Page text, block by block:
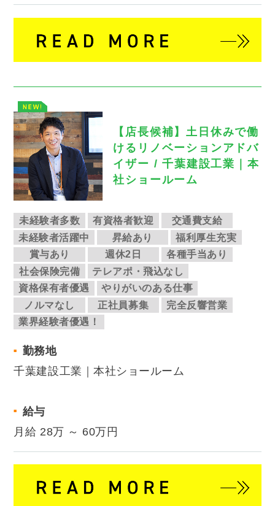
【店長候補】土日休みで働
けるリノベーションアドバ
イザー / 千葉建設工業｜本
社ショールーム
未経験者多数 有資格者歓迎
交通費支給
未経験者活躍中
昇給あり
福利厚生充実
賞与あり
週休2日
各種手当あり
社会保険完備
テレアポ・飛込なし
資格保有者優遇
やりがいのある仕事
ノルマなし
正社員募集
完全反響営業
業界経験者優遇！
勤務地
千葉建設工業｜本社ショールーム
給与
月給 28万 ～ 60万円